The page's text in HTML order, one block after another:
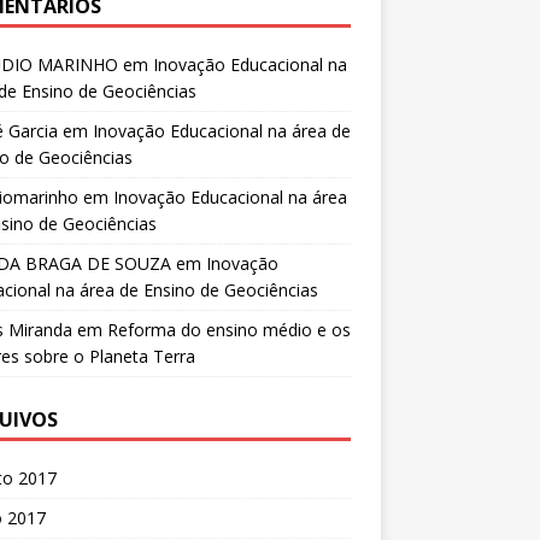
MARINHO em Inovação Educacional na
Ensino de Geociências
Garcia em Inovação Educacional na área de
de Geociências
em Inovação Educacional na área
de Geociências
BRAGA DE SOUZAem Inovação
na área de Ensino de Geociências
Miranda em Reforma do ensino médio e os
sobre o Planeta Terra
2017
2017